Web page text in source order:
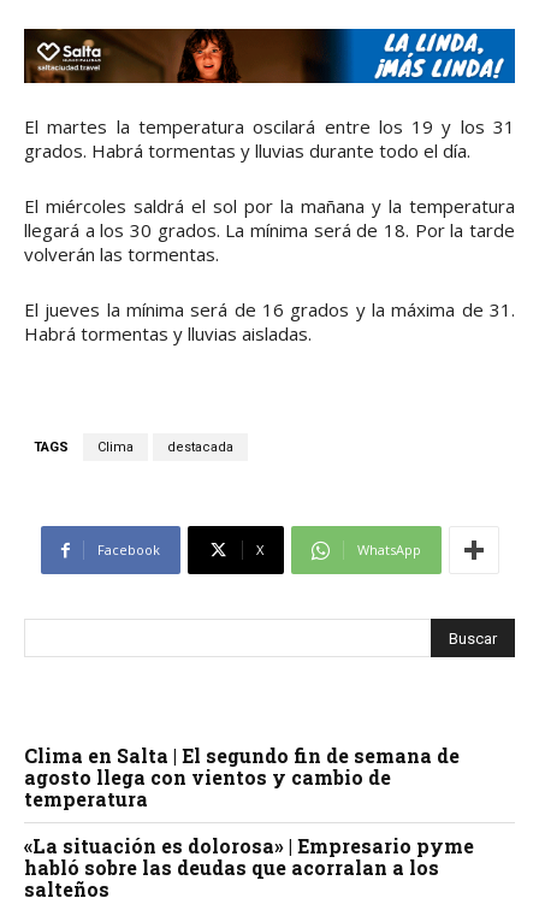
El martes la temperatura oscilará entre los 19 y los 31
grados. Habrá tormentas y lluvias durante todo el día.
El miércoles saldrá el sol por la mañana y la temperatura
llegará a los 30 grados. La mínima será de 18. Por la tarde
volverán las tormentas.
El jueves la mínima será de 16 grados y la máxima de 31.
Habrá tormentas y lluvias aisladas.
TAGS Clima destacada
Facebook X WhatsApp
Clima en Salta | El segundo fin de semana de
agosto llega con vientos y cambio de
temperatura
«La situación es dolorosa» | Empresario pyme
habló sobre las deudas que acorralan a los
salteños